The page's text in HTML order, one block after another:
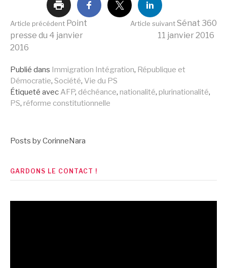
Lire
la
suite
Article précédent Point
presse du 4 janvier
2016
Article suivantSénat 360
11 janvier 2016
Publié dans Immigration Intégration, République et
Démocratie, Société, Vie du PS
Étiqueté avec AFP, déchéance, nationalité, plurinationalité,
PS, réforme constitutionnelle
Posts by CorinneNara
GARDONS LE CONTACT !